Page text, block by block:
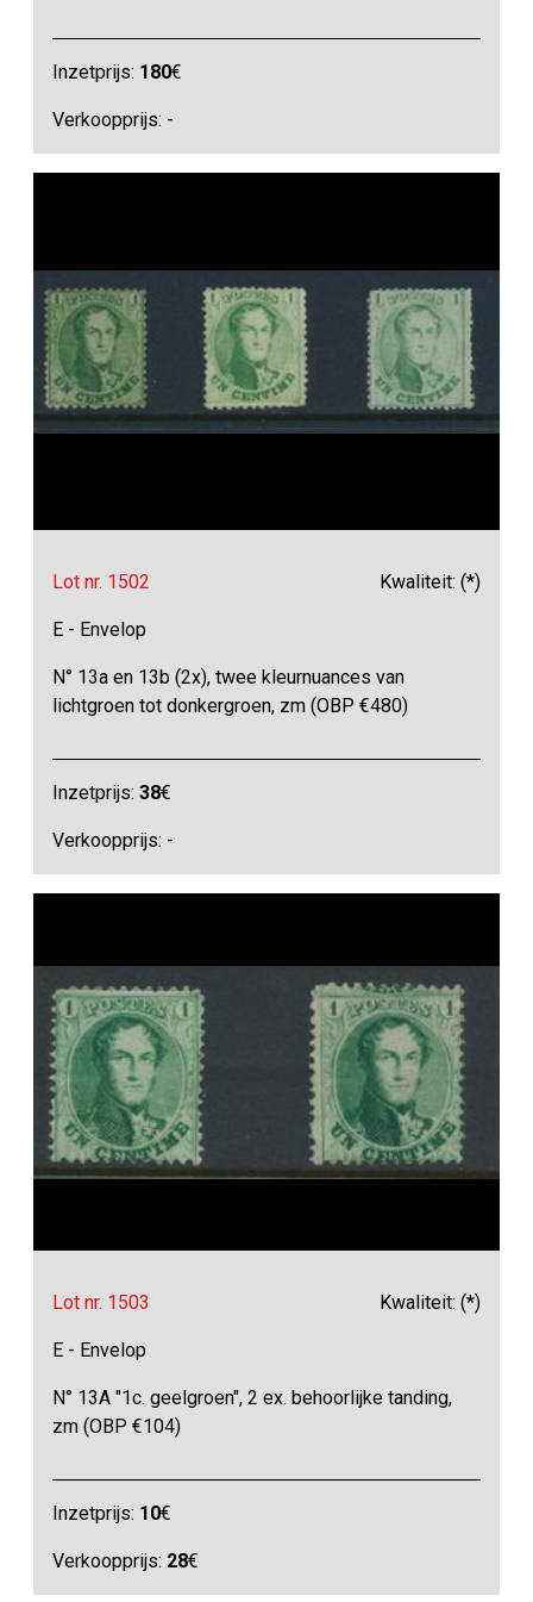
Inzetprijs: 180€
Verkoopprijs: -
Lot nr. 1502 Kwaliteit: (*)
E - Envelop
N° 13a en 13b (2x), twee kleurnuances van
lichtgroen tot donkergroen, zm (OBP €480)
Inzetprijs:38€
Verkoopprijs: -
Lot nr. 1503 Kwaliteit: (*)
E - Envelop
N° 13A "1c. geelgroen", 2 ex. behoorlijke tanding,
zm (OBP €104)
Inzetprijs: 10€
Verkoopprijs: 28€